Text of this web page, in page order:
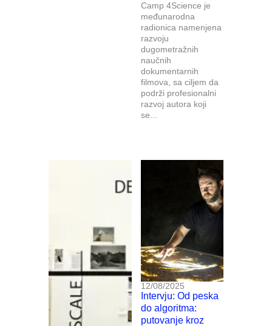
Camp 4Science je
međunarodna
radionica namenjena
razvoju
dugometražnih
naučnih
dokumentarnih
filmova, sa ciljem da
podrži profesionalni
razvoj autora koji
se...
12/08/2025
Intervju: Od peska
do algoritma:
putovanje kroz